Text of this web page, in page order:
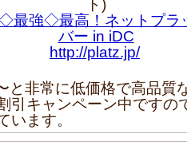
ト)
最強◇最高！ネットプラ
バー in iDC
http://platz.jp/
非常に低価格で高品質
引キャンペーン中ですの
います。